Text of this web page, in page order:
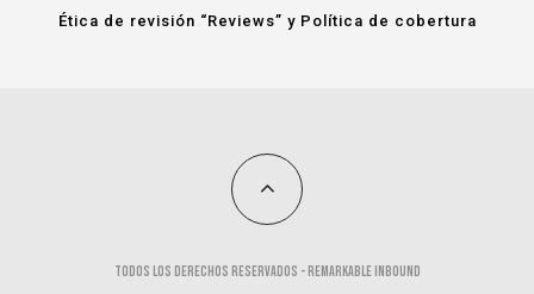
Ética de revisión “Reviews” y Política de cobertura
Todos los derechos reservados - remarkable inbound